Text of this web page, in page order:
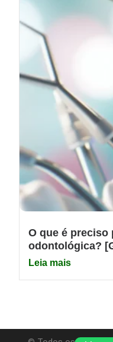
O que é preciso
odontológica?
Leia mais